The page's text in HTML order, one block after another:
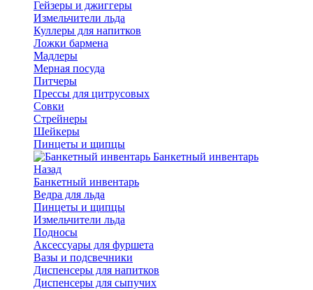
Гейзеры и джиггеры
Измельчители льда
Куллеры для напитков
Ложки бармена
Мадлеры
Мерная посуда
Питчеры
Прессы для цитрусовых
Совки
Стрейнеры
Шейкеры
Пинцеты и щипцы
Банкетный инвентарь
Назад
Банкетный инвентарь
Ведра для льда
Пинцеты и щипцы
Измельчители льда
Подносы
Аксессуары для фуршета
Вазы и подсвечники
Диспенсеры для напитков
Диспенсеры для сыпучих